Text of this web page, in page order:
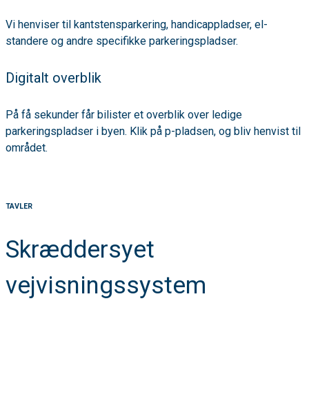
Vi henviser til kantstensparkering, handicappladser, el-
standere og andre specifikke parkeringspladser.
Digitalt overblik
På få sekunder får bilister et overblik over ledige
parkeringspladser i byen. Klik på p-pladsen, og bliv henvist til
området.
TAVLER
Skræddersyet
vejvisningssystem